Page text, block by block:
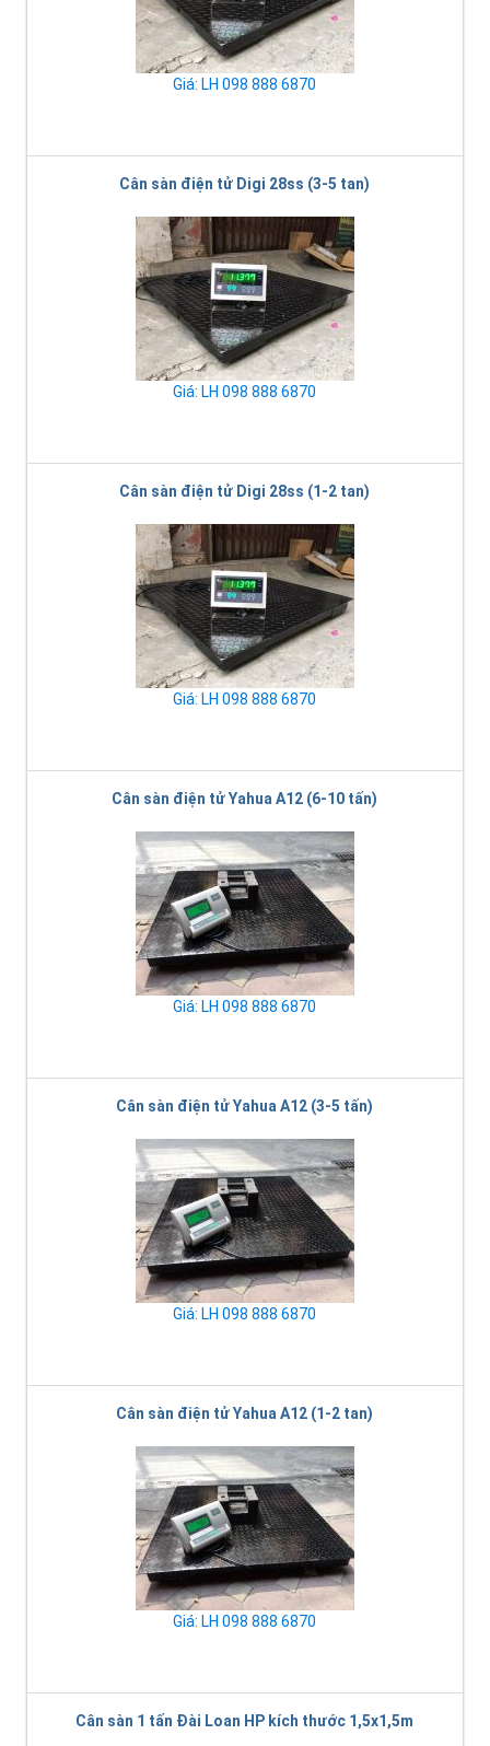
Giá: LH 098 888 6870
Cân sàn điện tử Digi 28ss (3-5 tan)
Giá: LH 098 888 6870
Cân sàn điện tử Digi 28ss (1-2 tan)
Giá: LH 098 888 6870
Cân sàn điện tử Yahua A12 (6-10 tấn)
Giá: LH 098 888 6870
Cân sàn điện tử Yahua A12 (3-5 tấn)
Giá: LH 098 888 6870
Cân sàn điện tử Yahua A12 (1-2 tan)
Giá: LH 098 888 6870
Cân sàn 1 tấn Đài Loan HP kích thước 1,5x1,5m